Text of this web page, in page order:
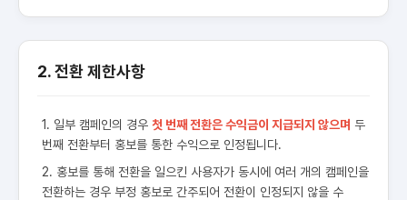
2. 전환 제한사항
1. 일부 캠페인의 경우 첫 번째 전환은 수익금이 지급되지 않으며 두
번째 전환부터 홍보를 통한 수익으로 인정됩니다.
2. 홍보를 통해 전환을 일으킨 사용자가 동시에 여러 개의 캠페인을
전환하는 경우 부정 홍보로 간주되어 전환이 인정되지 않을 수